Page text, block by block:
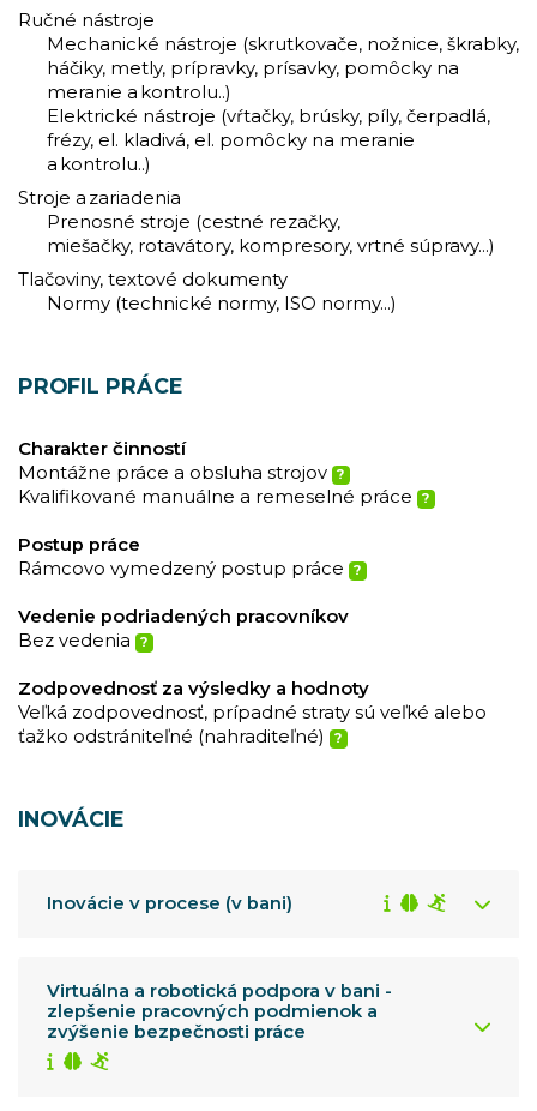
Ručné nástroje
Mechanické nástroje (skrutkovače, nožnice, škrabky,
háčiky, metly, prípravky, prísavky, pomôcky na
meranie a kontrolu..)
Elektrické nástroje (vŕtačky, brúsky, píly, čerpadlá,
frézy, el. kladivá, el. pomôcky na meranie
a kontrolu..)
Stroje a zariadenia
Prenosné stroje (cestné rezačky,
miešačky, rotavátory, kompresory, vrtné súpravy...)
Tlačoviny, textové dokumenty
Normy (technické normy, ISO normy...)
PROFIL PRÁCE
Charakter činností
Montážne práce a obsluha strojov
?
Kvalifikované manuálne a remeselné práce ?
Postup práce
Rámcovo vymedzený postup práce
?
Vedenie podriadených pracovníkov
Bez vedenia
?
Zodpovednosť za výsledky a hodnoty
Veľká zodpovednosť, prípadné straty sú veľké alebo
ťažko odstrániteľné (nahraditeľné)
?
INOVÁCIE
Inovácie v procese (v bani)
Virtuálna a robotická podpora v bani -
zlepšenie pracovných podmienok a
zvýšenie bezpečnosti práce